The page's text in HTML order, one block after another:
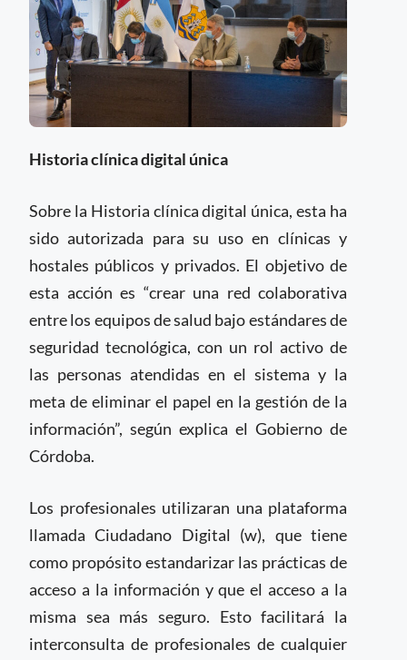
Historia clínica digital única
Sobre la Historia clínica digital única, esta ha
sido autorizada para su uso en clínicas y
hostales públicos y privados. El objetivo de
esta acción es “crear una red colaborativa
entre los equipos de salud bajo estándares de
seguridad tecnológica, con un rol activo de
las personas atendidas en el sistema y la
meta de eliminar el papel en la gestión de la
información”, según explica el Gobierno de
Córdoba.
Los profesionales utilizaran una plataforma
llamada Ciudadano Digital (w), que tiene
como propósito estandarizar las prácticas de
acceso a la información y que el acceso a la
misma sea más seguro. Esto facilitará la
interconsulta de profesionales de cualquier